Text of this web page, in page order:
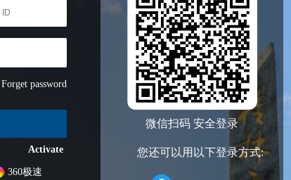
Forget password
Activate
360极速
微信扫码 安全登录
您还可以用以下登录方式: